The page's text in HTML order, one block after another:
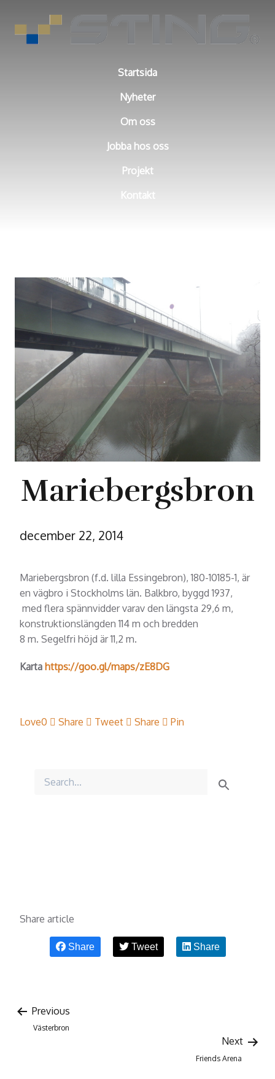
Startsida
Nyheter
Om oss
Jobba hos oss
Projekt
Kontakt
Mariebergsbron
december 22, 2014
Mariebergsbron (f.d. lilla Essingebron), 180-10185-1, är
en vägbro i Stockholms län. Balkbro, byggd 1937,
med flera spännvidder varav den längsta 29,6 m,
konstruktionslängden 114 m och bredden
8 m. Segelfri höjd är 11,2 m.
Karta https://goo.gl/maps/zE8DG
Love0 Share Tweet Share Pin
Share article
Share Tweet Share
Previous
Västerbron
Next
Friends Arena